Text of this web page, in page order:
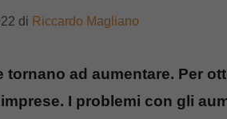
di Riccardo Magliano
tornano ad aumentare. Per
I problemi con gli